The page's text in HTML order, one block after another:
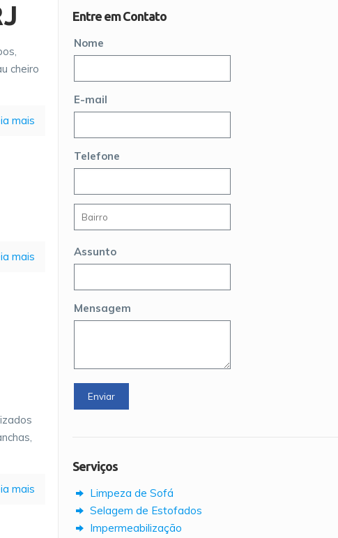
cheiro
mais
mais
mais
Entre em Contato
Nome
E-mail
Telefone
Assunto
Mensagem
Serviços
Limpeza de Sofá
Selagem de Estofados
Impermeabilização